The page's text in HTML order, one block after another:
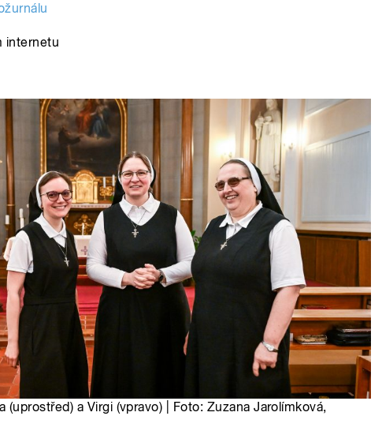
internetu
(uprostřed) a Virgi (vpravo) | Foto: Zuzana Jarolímková,